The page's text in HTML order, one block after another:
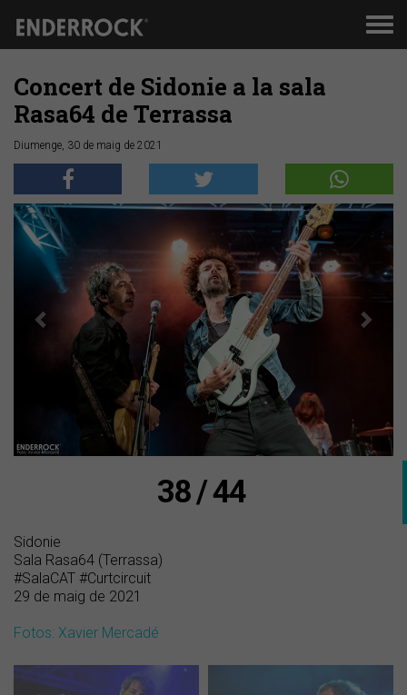
Concert de Sidonie a la sala
Rasa64 de Terrassa
Diumenge, 30 de maig de 2021
Anterior
38 / 44
Sidonie
Sala Rasa64 (Terrassa)
#SalaCAT #Curtcircuit
29 de maig de 2021
Fotos: Xavier Mercadé